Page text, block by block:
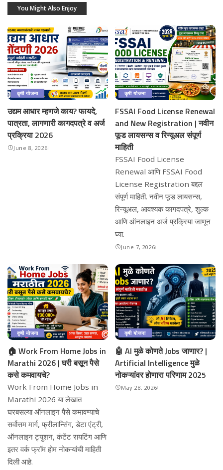
You Might Also Enjoy
कृषी योजना
उद्यम आधार म्हणजे काय? फायदे,
पात्रता, लागणारी कागदपत्रे व अर्ज
प्रक्रिया 2026
June 8, 2026
कृषी योजना
FSSAI Food License Renewal
and New Registration | नवीन
फूड लायसन्स व रिन्यूअल संपूर्ण
माहिती
FSSAI Food License
Renewal आणि FSSAI Food
License Registration बद्दल
संपूर्ण माहिती. नवीन फूड लायसन्स,
रिन्यूअल, आवश्यक कागदपत्रे, शुल्क
आणि ऑनलाइन अर्ज प्रक्रिया जाणून
घ्या.
June 7, 2026
कृषी योजना
🏠 Work From Home Jobs in
Marathi 2026 | घरी बसून पैसे
कसे कमवायचे?
Work From Home Jobs in
Marathi 2026 या लेखात
घरबसल्या ऑनलाइन पैसे कमावण्याचे
सर्वोत्तम मार्ग, फ्रीलान्सिंग, डेटा एंट्री,
ऑनलाइन ट्युशन, कंटेंट रायटिंग आणि
इतर वर्क फ्रॉम होम नोकऱ्यांची माहिती
दिली आहे.
कृषी योजना
🤖 AI मुळे कोणते Jobs जाणार? |
Artificial Intelligence मुळे
नोकऱ्यांवर होणारा परिणाम 2025
May 28, 2026